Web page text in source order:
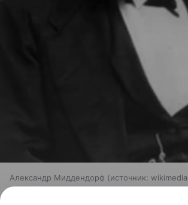
Александр Миддендорф источник: wikimedia